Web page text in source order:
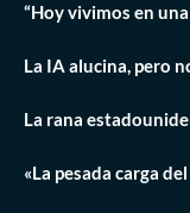
“Hoy vivimos en
La IA alucina, pero
La rana
«La pesada carga